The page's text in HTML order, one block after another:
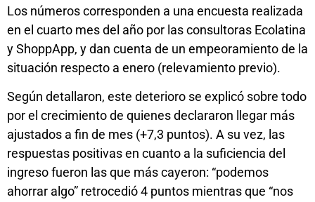
Los números corresponden a una encuesta realizada
en el cuarto mes del año por las consultoras Ecolatina
y ShoppApp, y dan cuenta de un empeoramiento de la
situación respecto a enero (relevamiento previo).
Según detallaron, este deterioro se explicó sobre todo
por el crecimiento de quienes declararon llegar más
ajustados a fin de mes (+7,3 puntos). A su vez, las
respuestas positivas en cuanto a la suficiencia del
ingreso fueron las que más cayeron: “podemos
ahorrar algo” retrocedió 4 puntos mientras que “nos